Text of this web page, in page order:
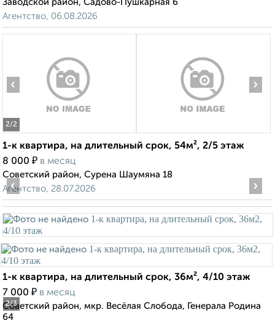
Заводской район, Садово-Пушкарная 6
Агентство, 06.08.2026
2/2
‹ ›
1-к квартира, на длительный срок, 54м², 2/5 этаж
8 000 ₽ в месяц
Советский район, Сурена Шаумяна 18
Агентство, 28.07.2026
2/3
‹ ›
1-к квартира, на длительный срок, 36м², 4/10 этаж
7 000 ₽ в месяц
Советский район, мкр. Весёлая Слобода, Генерала Родина
64